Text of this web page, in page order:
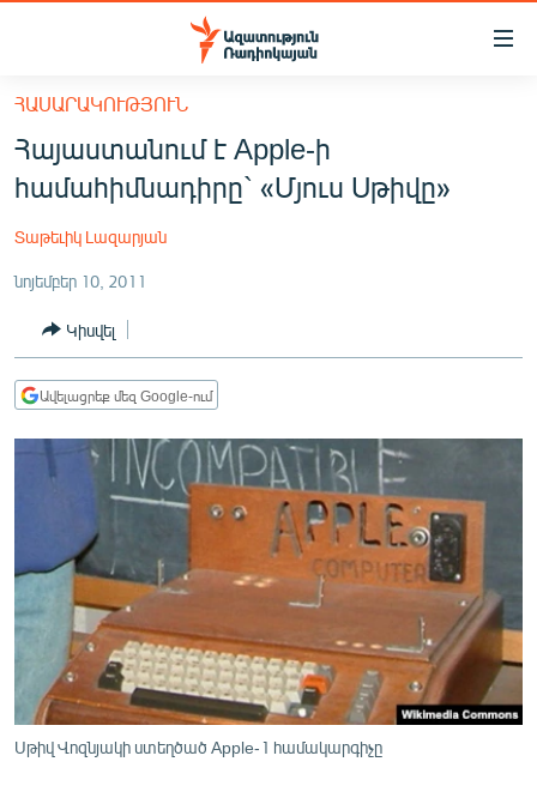
Մատչելիության
հիմնական
բովանդակությանը
Անցնել
հիմնական
մենյուին
ՀԱՅԱՍՏԱՆ
ՔԱՂԱՔԱԿԱՆ
ԸՆՏՐՈՒԹՅՈՒՆՆԵՐ 2026
ԻՐԱՎՈՒՆՔ
ՀԱՍԱՐԱԿՈՒԹՅՈՒՆ
ՏՆՏԵՍՈՒԹՅՈՒՆ
ՊԱՏԵՐԱԶՄԻ 6 ՇԱԲԱԹՆԵՐԸ
ՏԱՐԱԾԱՇՐՋԱՆ
ՄԻՋԱԶԳԱՅԻՆ
ՄՇԱԿՈՒՅԹ
ՍՊՈՐՏ
ՄԵԿՆԱԲԱՆՈՒԹՅՈՒՆ
ՏՏ ԵՒ ԻՆՏԵՐՆԵՏ
ՀԱՍԱՐԱԿՈՒԹՅՈՒՆ
Հայաստանում է Apple-ի
համահիմնադիրը` «Մյուս Սթիվը»
Տաթեւիկ Լազարյան
նոյեմբեր 10, 2011
Կիսվել
Ավելացրեք մեզ Google-ում
Սթիվ Վոզնյակի ստեղծած Apple-1 համակարգիչը